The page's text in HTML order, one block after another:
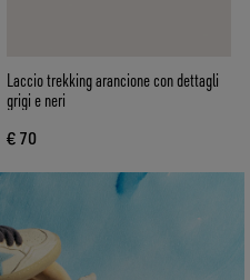
Laccio trekking arancione con dettagli
grigi e neri
€ 70